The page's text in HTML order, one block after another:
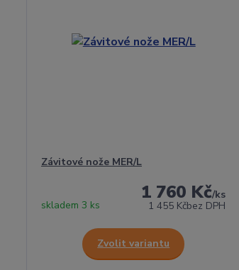
Závitové nože MER/L
1 760 Kč/ks
1 455 Kčbez DPH
skladem 3 ks
Zvolit variantu